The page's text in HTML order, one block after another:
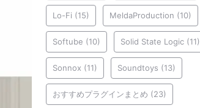
Lo-Fi (15) MeldaProduction (10)
Softube (10) Solid State Logic (11)
Sonnox (11) Soundtoys (13)
おすすめプラグインまとめ (23)